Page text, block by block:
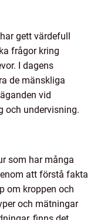
gett värdefull
frågor kring
I dagens
de mänskliga
vid
och undervisning.
som har många
att förstå fakta
om kroppen och
och mätningar